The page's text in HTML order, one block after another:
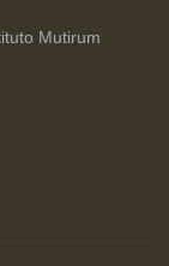
Mutirum